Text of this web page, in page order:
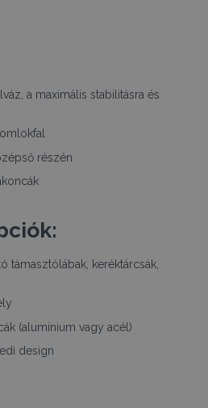
a maximális stabilitásra és
részén
támasztólábak, keréktárcsák,
(alumínium vagy acél)
design